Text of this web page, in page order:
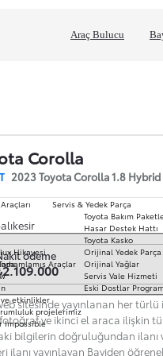
Araç Bulucu
Servis & Yedek Parça
Toyota Bakım
Hasar Destek Hattı
Toyota Kasko
Orijinal Yedek Parça
Orijinal Yağlar
Servis Vale Hizmeti
Eski Dostlar
Hikayesi
Araçlar
etkinlikler
projelerimiz
Impossible
Corolla
2023 Toyota Corolla 1.8 Hybrid
seç ödeme
sitesinde yayınlanan her türlü
ve ikinci el araca ilişkin
bilgilerin doğruluğundan ilanı
ilanı yayınlayan Bayiden